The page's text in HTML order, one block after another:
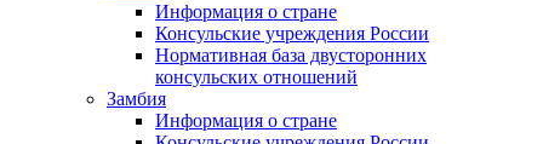
Информация о стране
Консульские учреждения России
Нормативная база двусторонних
консульских отношений
Замбия
Информация о стране